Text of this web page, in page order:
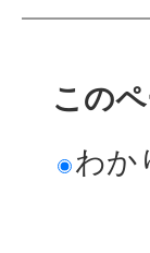
この
わか